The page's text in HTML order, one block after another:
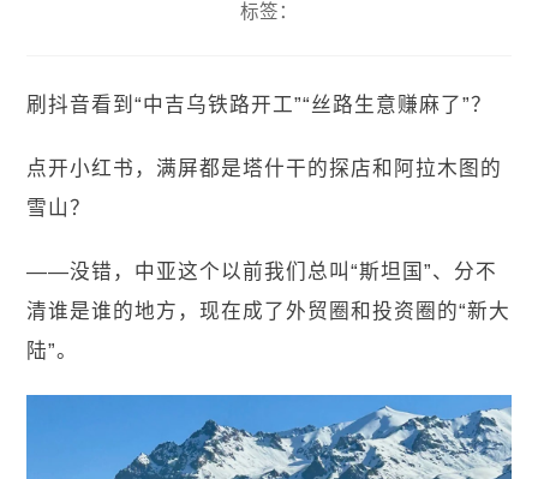
标签：
刷抖音看到“中吉乌铁路开工”“丝路生意赚麻了”？
点开小红书，满屏都是塔什干的探店和 阿拉木图 的
雪山？
——没错，中亚这个以前我们总叫“斯坦国”、分不
清谁是谁的地方，现在成了外贸圈和投资圈的“新大
陆”。